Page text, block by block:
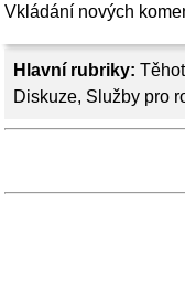
Hlavní rubriky:
Diskuze, Služby pro
Vkládání nových